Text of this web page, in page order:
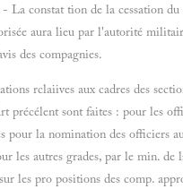
constat tion de la cessation du
aura lieu par l'autorité
des compagnies.
rclaiives aux cadres des
précélent sont faites : pour les
pour la nomination des officiers
les autres grades, par le min. de
les pro positions des comp.